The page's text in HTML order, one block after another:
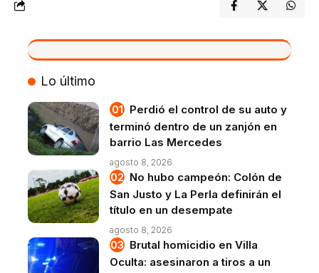
VIVO
Lo último
Perdió el control de su auto y
terminó dentro de un zanjón en
barrio Las Mercedes
agosto 8, 2026
No hubo campeón: Colón de
San Justo y La Perla definirán el
título en un desempate
agosto 8, 2026
Brutal homicidio en Villa
Oculta: asesinaron a tiros a un